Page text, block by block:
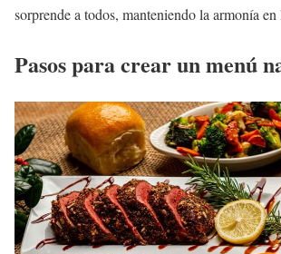
sorprende a todos, manteniendo la armonía en
Pasos para crear un menú